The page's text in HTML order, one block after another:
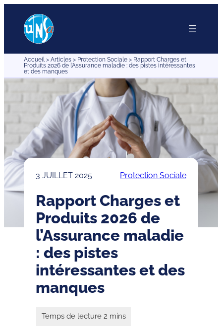
contenu
Accueil> Articles > Protection Sociale > Rapport Charges et
Produits 2026 de l’Assurance maladie : des pistes intéressantes
et des manques
3 JUILLET 2025 Protection Sociale
Rapport Charges et
Produits 2026 de
l’Assurance maladie
: des pistes
intéressantes et des
manques